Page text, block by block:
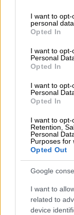
not limited to
grant or deny
use your data for
consent section.
I want to
personal data.
Opted In
I want to
Personal
Opted In
I want to
Personal
Opted In
I want to opt-
Retention,
Personal
Purposes for
Opted Out
Google
I want to
related to
device
Κεντρικό... |
Κεντρικό